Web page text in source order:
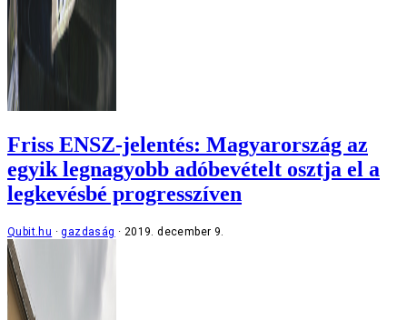
Friss ENSZ-jelentés: Magyarország az
egyik legnagyobb adóbevételt osztja el a
legkevésbé progresszíven
Qubit.hu gazdaság 2019. december 9.